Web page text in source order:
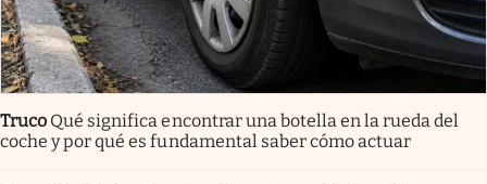
Truco Qué significa encontrar una botella en la rueda del
coche y por qué es fundamental saber cómo actuar